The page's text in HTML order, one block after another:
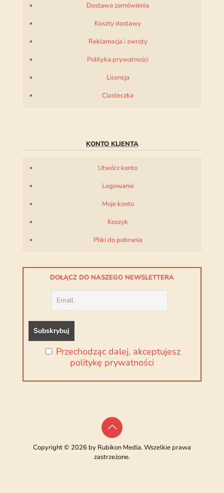
Dostawa zamówienia
Koszty dostawy
Reklamacja i zwroty
Polityka prywatności
Licencja
Ciasteczka
KONTO KLIENTA
Utwórz konto
Logowanie
Moje konto
Koszyk
Pliki do pobrania
DOŁĄCZ DO NASZEGO NEWSLETTERA
Przechodząc dalej, akceptujesz
politykę prywatności
Copyright © 2026 by Rubikon Media. Wszelkie prawa
zastrzeżone.